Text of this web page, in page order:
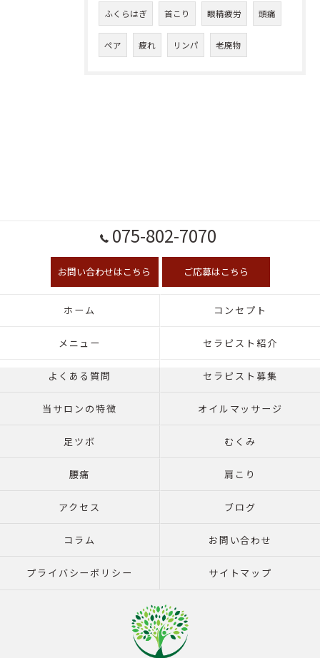
ふくらはぎ 首こり 眼精疲労 頭痛
ペア 疲れ リンパ 老廃物
075-802-7070
お問い合わせはこちら ご応募はこちら
ホーム コンセプト
メニュー セラピスト紹介
よくある質問 セラピスト募集
当サロンの特徴 オイルマッサージ
足ツボ むくみ
腰痛 肩こり
アクセス ブログ
コラム お問い合わせ
プライバシーポリシー サイトマップ